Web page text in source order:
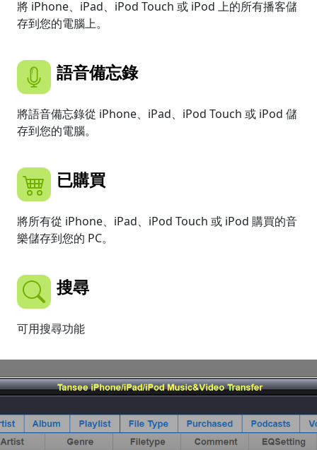
將 iPhone、iPad、iPod Touch 或 iPod 上的所有播客儲
存到您的電腦上。
語音備忘錄
將語音備忘錄從 iPhone、iPad、iPod Touch 或 iPod 儲
存到您的電腦。
已購買
將所有從 iPhone、iPad、iPod Touch 或 iPod 購買的音
樂儲存到您的 PC。
搜尋
可用搜尋功能